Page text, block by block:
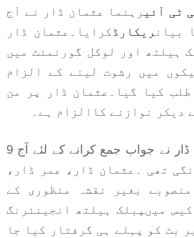
ٹی آئیرہنما عثمان ڈار نے آج
بیانریکارڈکرایا۔عثمان ڈار
ہیلتھ اور لوکل گورنمنٹ میں
میں رشوت لینے کے الزام
کیا گیا۔ عثمان ڈار پر من
دیکر نوازنے کاالزام ہے۔
پی ٹی آئی رہنما عثمان ڈار نے جواب جمع کرانے کے لئے آج 9
تھی ۔عثمان ڈار، عمر ڈار،
بغیر نقشہ منظوری کے
میںپبلک ہیلتھ انجینئرنگ
بٹ کو پہلے ہی گرفتار کیا جا